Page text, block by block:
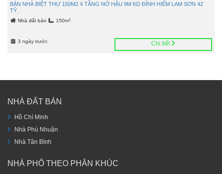
BÁN NHÀ BIỆT THỰ 150M2 4 TẦNG NỞ HẬU 9M KD ĐỈNH HIẾM LAM SƠN 42
TỶ.
Nhà đất bán 150m2
3 ngày trước Chi tiết
NHÀ ĐẤT BÁN
Hồ Chí Minh
Nhà Phú Nhuận
Nhà Tân Bình
NHÀ PHỐ THEO PHÂN KHÚC